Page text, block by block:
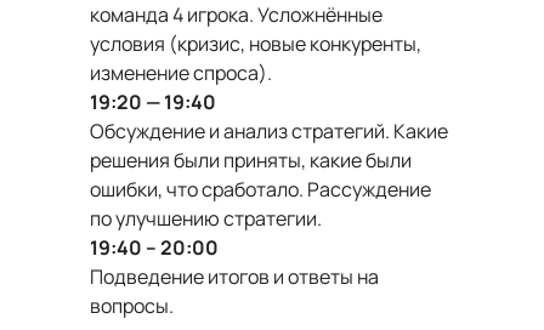
команда 4 игрока. Усложнённые
условия (кризис, новые конкуренты,
изменение спроса).
19:20 — 19:40
Обсуждение и анализ стратегий. Какие
решения были приняты, какие были
ошибки, что сработало. Рассуждение
по улучшению стратегии.
19:40 – 20:00
Подведение итогов и ответы на
вопросы.